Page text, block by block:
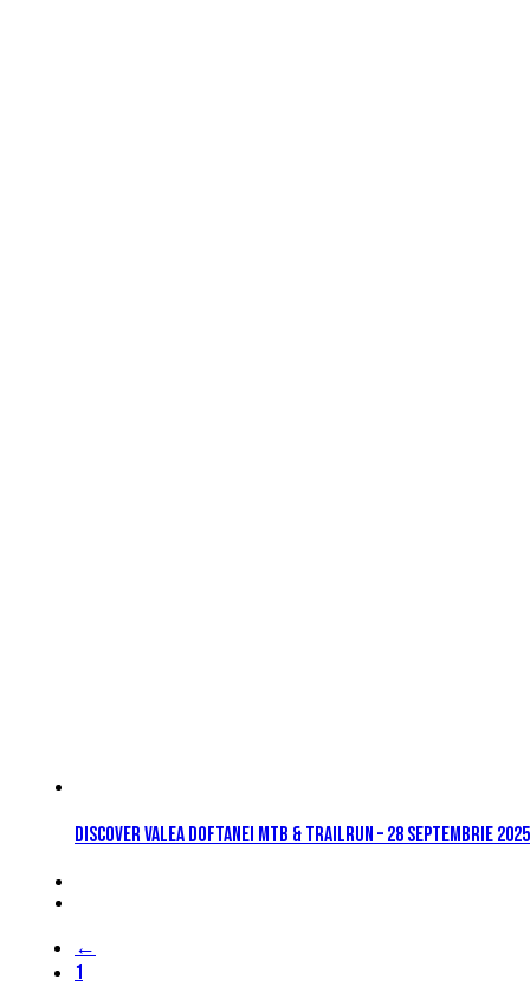
Discover Valea Doftanei MTB & TrailRun – 28 septembrie 2025
←
1